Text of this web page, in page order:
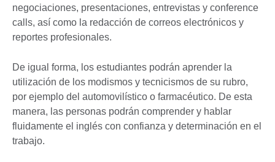
negociaciones, presentaciones, entrevistas y conference
calls, así como la redacción de correos electrónicos y
reportes profesionales.
De igual forma, los estudiantes podrán aprender la
utilización de los modismos y tecnicismos de su rubro,
por ejemplo del automovilístico o farmacéutico. De esta
manera, las personas podrán comprender y hablar
fluidamente el inglés con confianza y determinación en el
trabajo.